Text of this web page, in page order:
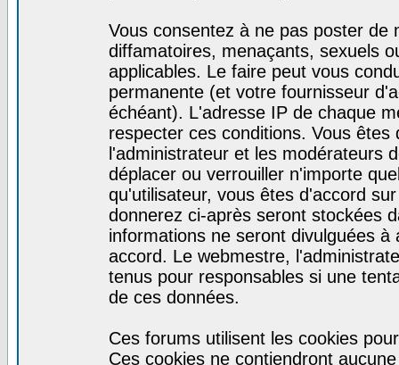
Vous consentez à ne pas poster de
diffamatoires, menaçants, sexuels
applicables. Le faire peut vous
permanente (et votre fournisseur
échéant). L'adresse IP de chaque
respecter ces conditions. Vous
l'administrateur et les modérateurs
déplacer ou verrouiller n'importe
qu'utilisateur, vous êtes d'accord
donnerez ci-après seront stockées
informations ne seront divulguées
accord. Le webmestre,
tenus pour responsables si une
de ces données.
Ces forums utilisent les cookies
Ces cookies ne contiendront